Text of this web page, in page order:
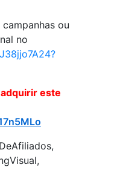
ou
no
este